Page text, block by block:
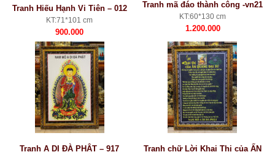
Tranh Hiếu Hạnh Vi Tiên – 012
KT:71*101 cm
900.000
Tranh mã đáo thành công -vn21
KT:60*130 cm
1.200.000
Tranh A DI ĐÀ PHẬT – 917
Tranh chữ Lời Khai Thị của ẤN